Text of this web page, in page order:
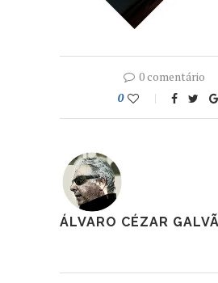
0 comentário
0
ÁLVARO CÉZAR